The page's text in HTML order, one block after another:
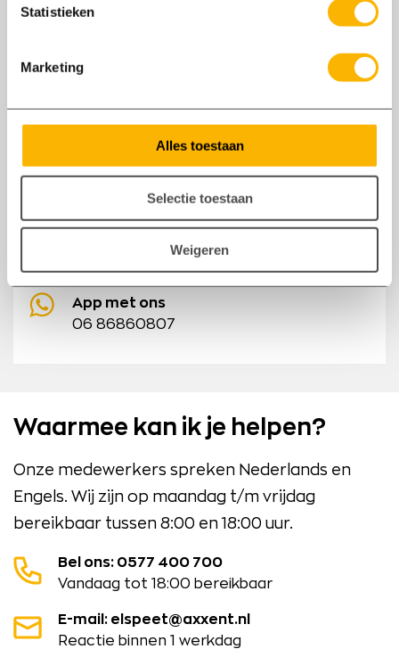
Statistieken
Marketing
Alles toestaan
Selectie toestaan
Weigeren
Wij helpen jou bij het vinden van dé geschikte
baan. Wij zijn op maandag t/m vrijdag
06 86860807
Kom bij ons langs
Staverdenseweg 93, 8075 AP Elspeet
App met ons
06 86860807
Waarmee kan ik je helpen?
Onze medewerkers spreken Nederlands en
Engels. Wij zijn op maandag t/m vrijdag
bereikbaar tussen 8:00 en 18:00 uur.
Bel ons: 0577 400 700
Vandaag tot 18:00 bereikbaar
E-mail: elspeet@axxent.nl
Reactie binnen 1 werkdag